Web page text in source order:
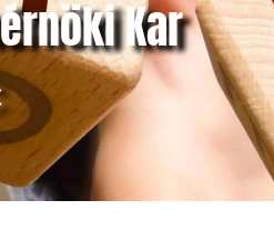
Kar